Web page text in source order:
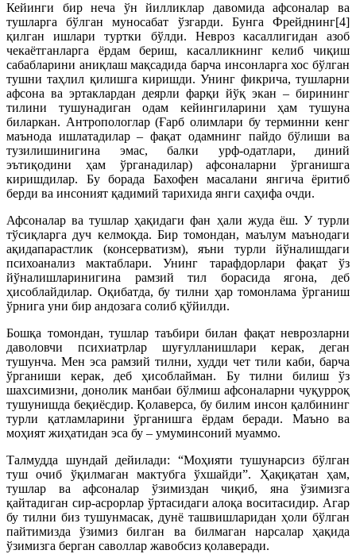
Кейинги бир неча ўн йилликлар давомида афсоналар ва
тушларга бўлган муносабат ўзгарди. Бунга Фрейднинг[4]
қилган ишлари туртки бўлди. Невроз касаллигидан азоб
чекаётганларга ёрдам бериш, касалликнинг келиб чиқиш
сабабларини аниқлаш мақсадида барча инсонларга хос бўлган
тушни таҳлил қилишга киришди. Унинг фикрича, тушларни
афсона ва эртаклардан деярли фарқи йўқ экан – бирининг
тилини тушунадиган одам кейингиларини ҳам тушуна
биларкан. Антропологлар (Ғарб олимлари бу терминни кенг
маънода ишлатадилар – фақат одамнинг пайдо бўлиши ва
тузилишинигина эмас, балки урф-одатлари, диний
эътиқодини ҳам ўрганадилар) афсоналарни ўрганишга
киришдилар. Бу борада Бахофен масалани янгича ёритиб
берди ва инсоният қадимий тарихида янги саҳифа очди.
Афсоналар ва тушлар ҳақидаги фан ҳали жуда ёш. У турли
тўсиқларга дуч келмоқда. Бир томондан, маълум маънодаги
ақидапарастлик (консерватизм), яъни турли йўналишдаги
психоанализ мактаблари. Унинг тарафдорлари фақат ўз
йўналишларинигина рамзий тил борасида ягона, деб
ҳисоблайдилар. Оқибатда, бу тилни ҳар томонлама ўрганиш
ўрнига уни бир андозага солиб қўйилди.
Бошқа томондан, тушлар таъбири билан фақат неврозларни
даволовчи психиатрлар шуғулланишлари керак, деган
тушунча. Мен эса рамзий тилни, худди чет тили каби, барча
ўрганиши керак, деб ҳисоблайман. Бу тилни билиш ўз
шахсимизни, донолик манбаи бўлмиш афсоналарни чуқурроқ
тушунишда беқиёсдир. Қолаверса, бу билим инсон қалбининг
турли қатламларини ўрганишга ёрдам беради. Маъно ва
моҳият жиҳатидан эса бу – умуминсоний муаммо.
Талмудда шундай дейилади: “Моҳияти тушунарсиз бўлган
туш очиб ўқилмаган мактубга ўхшайди”. Ҳақиқатан ҳам,
тушлар ва афсоналар ўзимиздан чиқиб, яна ўзимизга
қайтадиган сир-асрорлар ўртасидаги алоқа воситасидир. Агар
бу тилни биз тушунмасак, дунё ташвишларидан ҳоли бўлган
пайтимизда ўзимиз билган ва билмаган нарсалар ҳақида
ўзимизга берган саволлар жавобсиз қолаверади.